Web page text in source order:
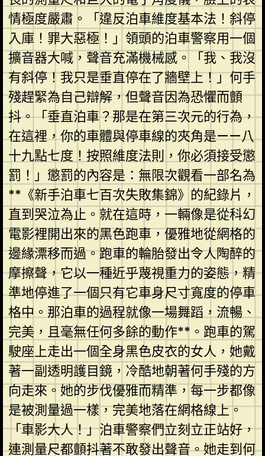
情極度嚴肅。「違反泊車維度基本法！斜停
入庫！罪大惡極！」領頭的泊車警察用一個
擴音器大喊，聲音充滿機械感。「我、我沒
有斜停！我只是垂直停在了牆壁上！」何手
殘趕緊為自己辯解，但聲音因為恐懼而顫
抖。「垂直泊車？那是在第三次元的行為，
在這裡，你的車體與停車線的夾角是——八
十九點七度！按照維度法則，你必須接受懲
罰！」懲罰的內容是：無限次觀看一部名為
**《新手泊車七百次失敗集錦》的紀錄片，
直到哭泣為止。就在這時，一輛像是從科幻
電影裡開出來的黑色跑車，優雅地從網格的
邊緣漂移而過。跑車的輪胎發出令人陶醉的
摩擦聲，它以一種近乎蔑視重力的姿態，精
準地停進了一個只有它車身尺寸寬度的停車
格中。那泊車的過程就像一場舞蹈，流暢、
完美，且毫無任何多餘的動作**。跑車的駕
駛座上走出一個全身黑色皮衣的女人，她戴
著一副透明護目鏡，冷酷地朝著何手殘的方
向走來。她的步伐優雅而精準，每一步都像
是被測量過一樣，完美地落在網格線上。
「車影大人！」泊車警察們立刻立正站好，
連測量尺都顫抖著不敢發出聲音。她走到何